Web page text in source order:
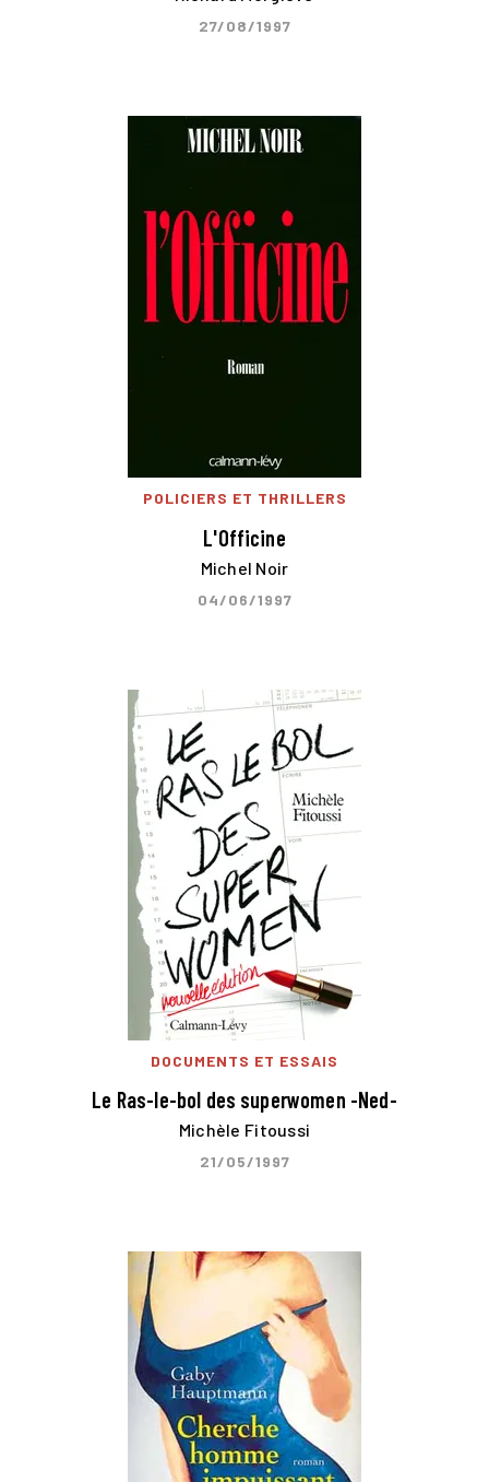
27/08/1997
POLICIERS ET THRILLERS
L'Officine
Michel Noir
04/06/1997
DOCUMENTS ET ESSAIS
Le Ras-le-bol des superwomen -Ned-
Michèle Fitoussi
21/05/1997